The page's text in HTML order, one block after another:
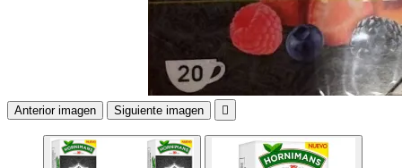
Anterior imagen Siguiente imagen 